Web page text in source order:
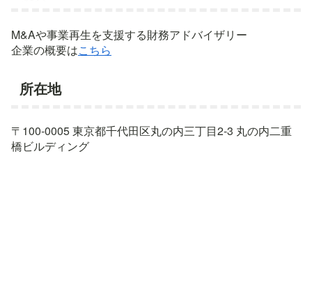
M&Aや事業再生を支援する財務アドバイザリー
企業の概要はこちら
所在地
〒100-0005 東京都千代田区丸の内三丁目2-3 丸の内二重
橋ビルディング